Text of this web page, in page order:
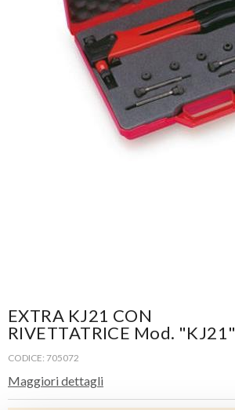
EXTRA KJ21 CON
RIVETTATRICE Mod. "KJ21"
CODICE: 705072
Maggiori dettagli